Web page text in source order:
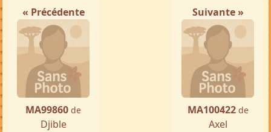
« Précédente
MA99860 de
Djible
Suivante »
MA100422 de
Axel